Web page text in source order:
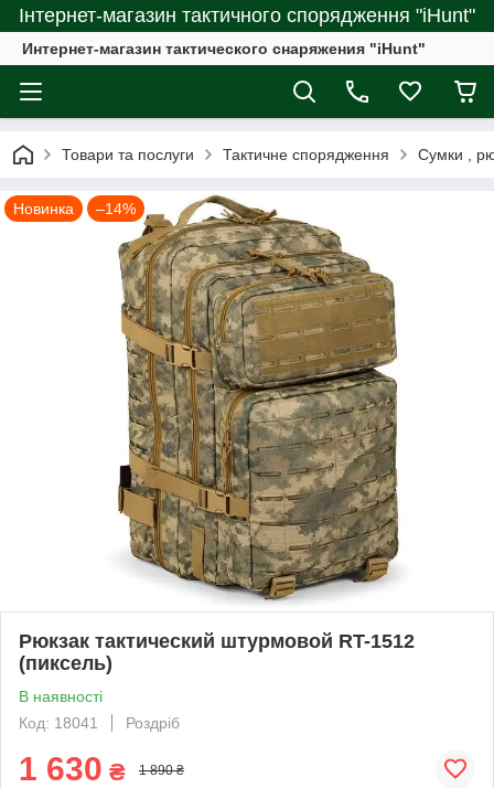
Інтернет-магазин тактичного спорядження "iHunt"
Интернет-магазин тактического снаряжения "iHunt"
Товари та послуги Тактичне спорядження Сумки ,
Новинка –14%
Рюкзак тактический штурмовой RT-1512
(пиксель)
В наявності
Код: 18041
Роздріб
1 630 ₴ 1 890 ₴